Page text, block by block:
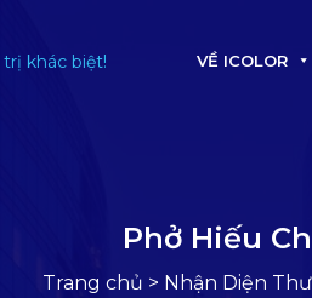
khác biệt!
VỀ ICOLOR
Phở Hiếu
Trang chủ > Nhận Diện